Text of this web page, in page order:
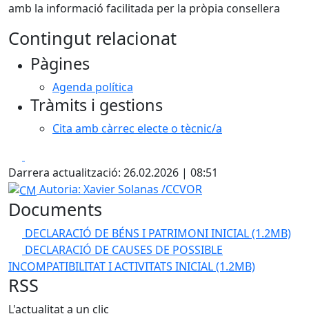
amb la informació facilitada per la pròpia consellera
Contingut relacionat
Pàgines
Agenda política
Tràmits i gestions
Cita amb càrrec electe o tècnic/a
Darrera actualització: 26.02.2026 | 08:51
CM
Autoria: Xavier Solanas /CCVOR
Documents
DECLARACIÓ DE BÉNS I PATRIMONI INICIAL(1.2MB)
DECLARACIÓ DE CAUSES DE POSSIBLE
INCOMPATIBILITAT I ACTIVITATS INICIAL(1.2MB)
RSS
L'actualitat a un clic